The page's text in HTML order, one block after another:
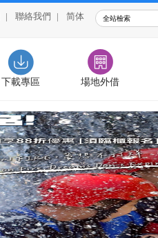
| 聯絡我們 | 简体
下載專區 場地外借